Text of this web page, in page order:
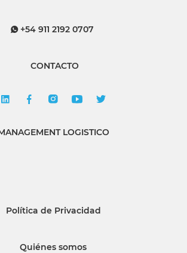
+54 911 2192 0707
CONTACTO
LOGISTICO
Política de Privacidad
Quiénes somos